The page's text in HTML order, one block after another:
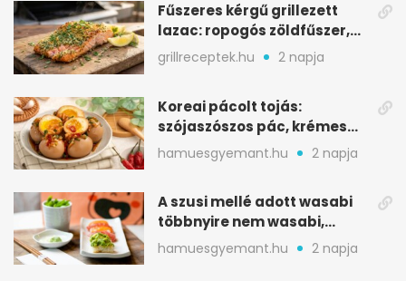
Fűszeres kérgű grillezett
lazac: ropogós zöldfűszer,
szaftos belső
grillreceptek.hu 2 napja
Koreai pácolt tojás:
szójaszószos pác, krémes
sárgája, pár óra alatt
hamuesgyemant.hu 2 napja
A szusi mellé adott wasabi
többnyire nem wasabi,
hanem fűszerkeverék
hamuesgyemant.hu 2 napja